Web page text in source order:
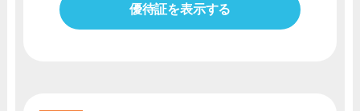
優待証を表示する